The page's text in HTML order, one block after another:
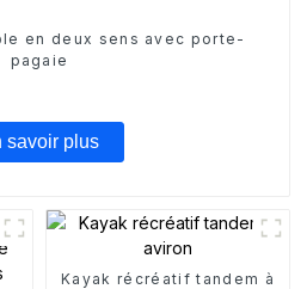
en deux sens avec porte-
pagaie
savoir plus
Kayak récréatif tandem à